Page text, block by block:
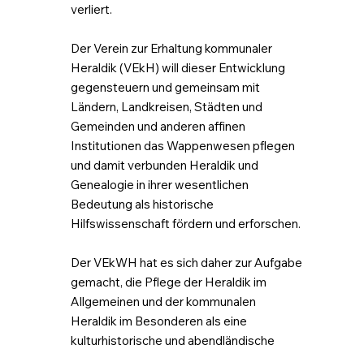
verliert.
Der Verein zur Erhaltung kommunaler
Heraldik (VEkH) will dieser Entwicklung
gegensteuern und gemeinsam mit
Ländern, Landkreisen, Städten und
Gemeinden und anderen affinen
Institutionen das Wappenwesen pflegen
und damit verbunden Heraldik und
Genealogie in ihrer wesentlichen
Bedeutung als historische
Hilfswissenschaft fördern und erforschen.
Der VEkWH hat es sich daher zur Aufgabe
gemacht, die Pflege der Heraldik im
Allgemeinen und der kommunalen
Heraldik im Besonderen als eine
kulturhistorische und abendländische